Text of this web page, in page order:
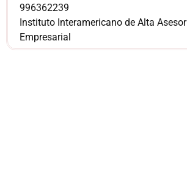
996362239
Instituto Interamericano de Alta
Empresarial